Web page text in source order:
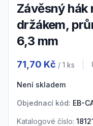
Závěsný hák na kabely s úhlovým
držákem,
6,3 mm
71,70 Kč / 1 ks
Není skladem
Objednací kód: EB-
Katalogové číslo: